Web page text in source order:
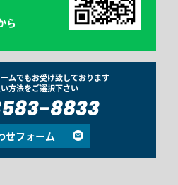
ら
ムでもお受け致しております
方法をご選択下さい
8833
せフォーム